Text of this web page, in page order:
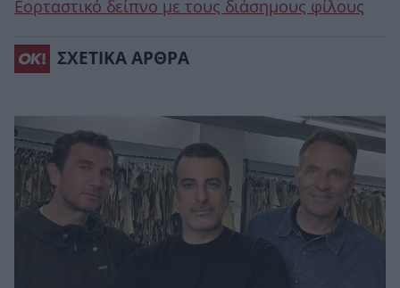
Eορταστικό δείπνο με τους διάσημους φίλους
ΣΧΕΤΙΚΑ ΑΡΘΡΑ